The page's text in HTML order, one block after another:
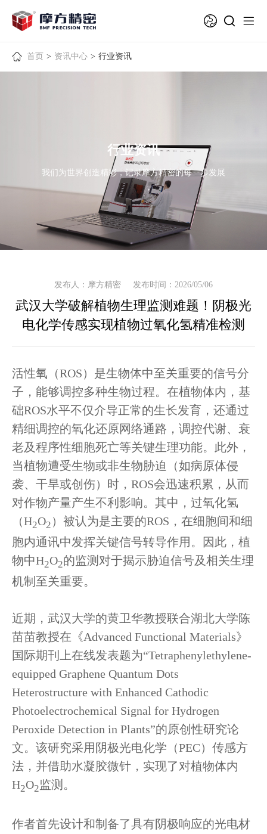
首页 > 资讯中心 > 行业资讯
行业资讯
我们为世界创造精彩，记录摩方精密的每一步发展
发布人：摩方精密 发布时间：2026/05/06
武汉大学破解植物生理监测难题！阴极光
电化学传感实现植物过氧化氢精准检测
活性氧（ROS）是生物体中至关重要的信号分
子，能够调控多种生物过程。在植物体内，基
础ROS水平不仅介导正常的生长发育，还通过
精细调控的氧化还原网络通路，调控代谢、衰
老及程序性细胞死亡等关键生理功能。此外，
当植物遭受生物或非生物胁迫（如病原体侵
袭、干旱或创伤）时，ROS会迅速积累，从而
对作物产量产生不利影响。其中，过氧化氢
（H2O2 ）被认为是主要的ROS，在细胞间和细
胞内通讯中发挥关键信号转导作用。因此，植
物中H2O2的监测对于揭示胁迫信号及相关生理
机制至关重要。
近期，武汉大学的黄卫华教授联合湖北大学陈
苗苗教授在《Advanced Functional Materials》
国际期刊上在线发表题为“Tetraphenylethylene-
equipped Graphene Quantum Dots
Heterostructure with Enhanced Cathodic
Photoelectrochemical Signal for Hydrogen
Peroxide Detection in Plants”的原创性研究论
文。该研究采用阴极光电化学（PEC）传感方
法，并借助水凝胶微针，实现了对植物体内
H2O2监测。
作者首先设计和制备了具有阴极响应的光电材